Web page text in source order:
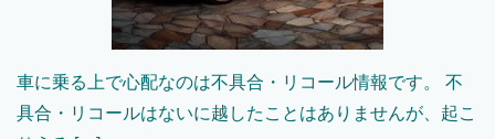
車に乗る上で心配なのは不具合・リコール情報です。 不
具合・リコールはないに越したことはありませんが、起こ